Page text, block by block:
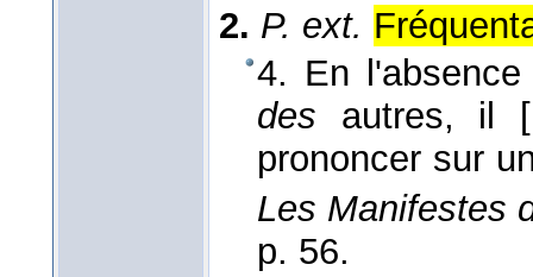
2. P. ext.
4. En
des autres, il
prononcer sur
Les Manifestes
p. 56.